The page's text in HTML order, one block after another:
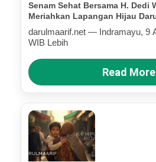
Senam Sehat Bersama H. Dedi
Meriahkan Lapangan Hijau
darulmaarif.net — Indramayu, 9
WIB Lebih
Read